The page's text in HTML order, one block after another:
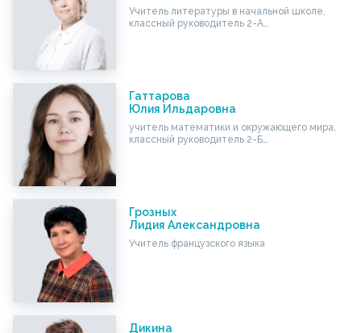
Учитель литературы в начальной школе,
классный руководитель 2-А…
Гаттарова
Юлия Ильдаровна
учитель математики и окружающего мира,
классный руководитель 2-Б…
Грозных
Лидия Александровна
Учитель французского языка
Дикина